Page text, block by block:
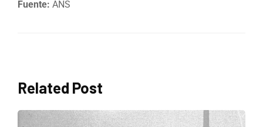
Fuente: ANS
Related Post